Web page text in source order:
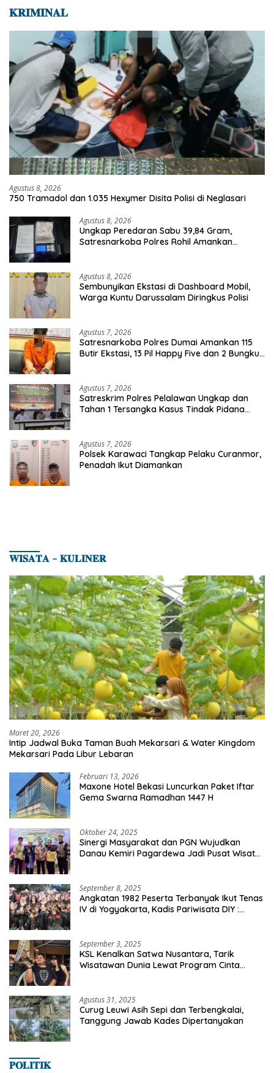
𝐊𝐑𝐈𝐌𝐈𝐍𝐀𝐋
Agustus 8, 2026
750 Tramadol dan 1.035 Hexymer Disita Polisi di Neglasari
Agustus 8, 2026
Ungkap Peredaran Sabu 39,84 Gram,
Satresnarkoba Polres Rohil Amankan
Agustus 8, 2026
Sembunyikan Ekstasi di Dashboard Mobil,
Warga Kuntu Darussalam Diringkus Polisi
Agustus 7, 2026
Satresnarkoba Polres Dumai Amankan 115
Butir Ekstasi, 13 Pil Happy Five dan 2 Bungkus
Agustus 7, 2026
Satreskrim Polres Pelalawan Ungkap dan
Tahan 1 Tersangka Kasus Tindak Pidana
Agustus 7, 2026
Polsek Karawaci Tangkap Pelaku Curanmor,
Penadah Ikut Diamankan
𝐖𝐈𝐒𝐀𝐓𝐀 – 𝐊𝐔𝐋𝐈𝐍𝐄𝐑
Maret 20, 2026
Intip Jadwal Buka Taman Buah Mekarsari & Water Kingdom
Mekarsari Pada Libur Lebaran
Februari 13, 2026
Maxone Hotel Bekasi Luncurkan Paket Iftar
Gema Swarna Ramadhan 1447 H
Oktober 24, 2025
Sinergi Masyarakat dan PGN Wujudkan
Danau Kemiri Pagardewa Jadi Pusat Wisata
September 8, 2025
Angkatan 1982 Peserta Terbanyak Ikut Tenas
IV di Yogyakarta, Kadis Pariwisata DIY :
September 3, 2025
KSL Kenalkan Satwa Nusantara, Tarik
Wisatawan Dunia Lewat Program Cinta
Agustus 31, 2025
Curug Leuwi Asih Sepi dan Terbengkalai,
Tanggung Jawab Kades Dipertanyakan
𝐏𝐎𝐋𝐈𝐓𝐈𝐊